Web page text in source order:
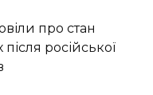
про стан
російської